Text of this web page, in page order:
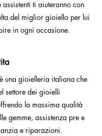
assistenti ti aiuteranno con
del miglior gioiello per lui
in ogni occasione.
una gioielleria italiana che
settore dei gioielli
la massima qualità
gemme, assistenza pre e
e riparazioni.